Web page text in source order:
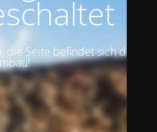
die Seite befindet sich derzeit